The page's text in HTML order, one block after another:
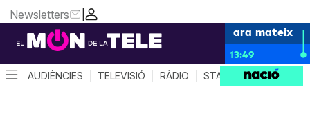
|
Newsletters
ara mateix
13:49
AUDIÈNCIES TELEVISIÓ RÀDIO STAR SYSTEM